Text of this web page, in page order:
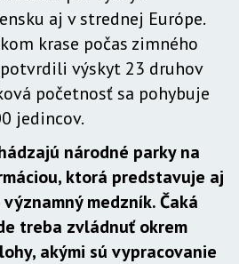
aj v strednej Európe.
krase počas zimného
výskyt 23 druhov
početnosť sa pohybuje
jedincov.
národné parky na
ktorá predstavuje aj
medzník. Čaká
treba zvládnuť okrem
akými sú vypracovanie